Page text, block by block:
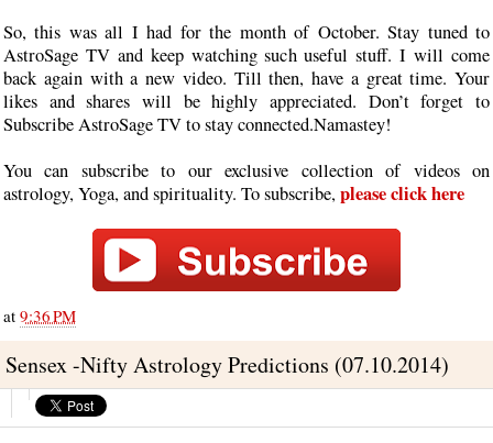
So, this was all I had for the month of October. Stay tuned to
AstroSage TV and keep watching such useful stuff. I will come
back again with a new video. Till then, have a great time. Your
likes and shares will be highly appreciated. Don’t forget to
Subscribe AstroSage TV to stay connected.Namastey!
You can subscribe to our exclusive collection of videos on
astrology, Yoga, and spirituality. To subscribe,please click here
at 9:36 PM
Sensex -Nifty Astrology Predictions (07.10.2014)